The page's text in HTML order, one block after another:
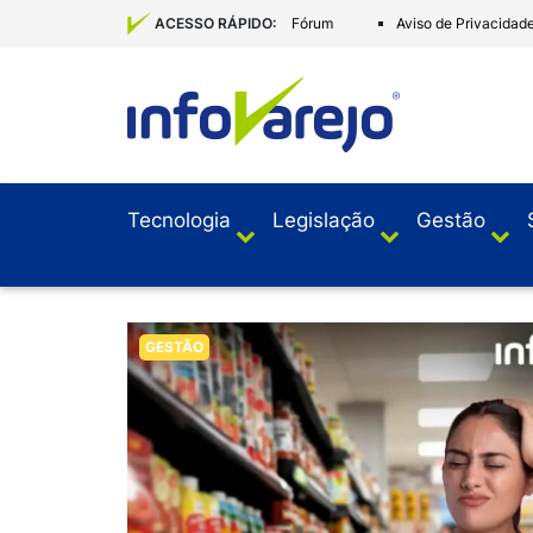
ACESSO RÁPIDO: Fórum Aviso de
Tecnologia Legislação Gestão
GESTÃO